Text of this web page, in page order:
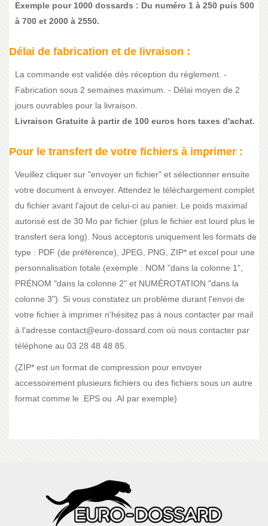
Exemple pour 1000 dossards : Du numéro 1 à 250 puis 500
à 700 et 2000 à 2550.
Délai de fabrication et de livraison :
La commande est validée dès réception du règlement. -
Fabrication sous 2 semaines maximum. - Délai moyen de 2
jours ouvrables pour la livraison.
Livraison Gratuite à partir de 100 euros hors taxes d'achat.
Pour le transfert de votre fichiers à imprimer :
Veuillez cliquer sur "envoyer un fichier" et sélectionner ensuite
votre document à envoyer. Attendez le téléchargement complet
du fichier avant l'ajout de celui-ci au panier. Le poids maximal
autorisé est de 30 Mo par fichier (plus le fichier est lourd plus le
transfert sera long). Nous acceptons uniquement les formats de
type : PDF (de préférence), JPEG, PNG, ZIP* et excel pour une
personnalisation totale (exemple : NOM "dans la colonne 1",
PRÉNOM "dans la colonne 2" et NUMÉROTATION "dans la
colonne 3"). Si vous constatez un problème durant l'envoi de
votre fichier à imprimer n'hésitez pas à nous contacter par mail
à l'adresse contact@euro-dossard.com où nous contacter par
téléphone au 03 28 48 48 85.
(ZIP* est un format de compression pour envoyer
accessoirement plusieurs fichiers ou des fichiers sous un autre
format comme le .EPS ou .AI par exemple)